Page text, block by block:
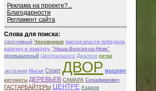
Реклама на проекте?...
Благодарности
Регламент сайта
Слова для поиска:
спортивный Чиновником партия власти победила
разруху и показуху. "Наша-Версия-на-Неве"
промышленый Центрального Диалоги речка
-источник Мыски Спорт ДВОР мышкин
автоматы ДЕРЕВЬЕВ САМАРА Серафимович
ГАСТАРБАЙТЕРЫ ЦЕНТРЕ Азаров